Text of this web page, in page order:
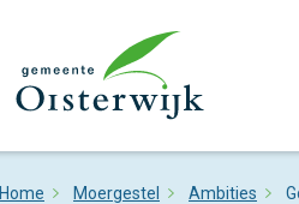
Home Moergestel Ambities